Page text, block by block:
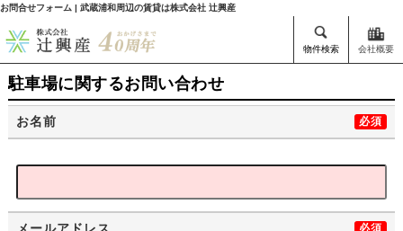
お問合せフォーム | 武蔵浦和周辺の賃貸は株式会社 辻興産
物件検索 会社概要
駐車場に関するお問い合わせ
お名前 必須
メールアドレス 必須